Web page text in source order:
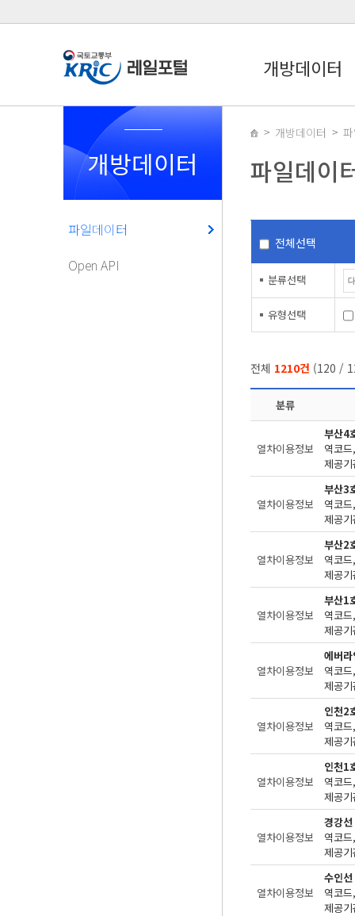
개방데이터
개방데이터
파일데이터
Open API
개방데이터
파일데이
전체선택
분류선택
유형선택
전체 1210건 (120 /
분류
열차이용정보
부산4
제공
열차이용정보
부산3
제공
열차이용정보
부산2
제공
열차이용정보
부산1
제공
열차이용정보
에버
제공
열차이용정보
인천2
제공
열차이용정보
인천1
제공
열차이용정보
경강
제공
열차이용정보
수인
제공